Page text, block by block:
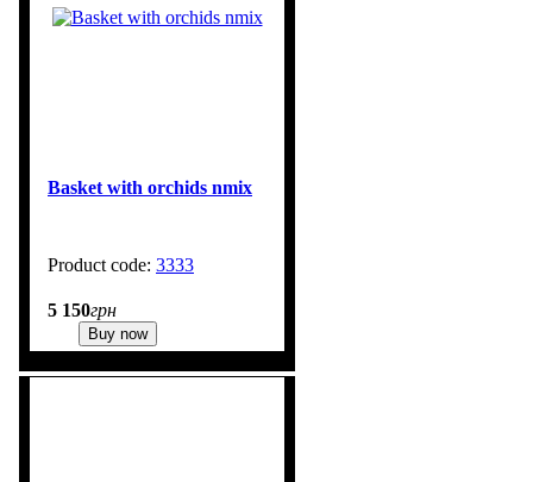
Basket with orchids nmix
3333
5 150грн
Buy now